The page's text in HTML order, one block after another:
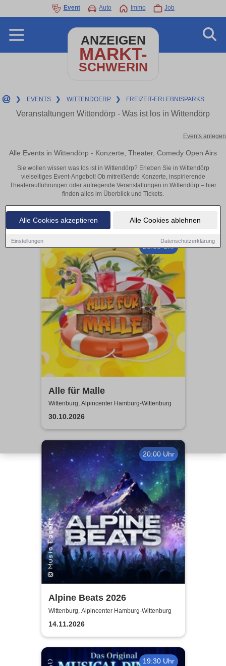
Alle Cookies akzeptieren Alle Cookies ablehnen
Einstellungen Datenschutzerklärung
Event Auto Immo Job
ANZEIGEN
MARKT-
SCHWERIN
❯ EVENTS ❯ WITTENDOERP ❯ FREIZEIT-ERLEBNISPARKS
Veranstaltungen Wittendörp - Was ist los in Wittendörp
Events anlegen
Alle Events in Wittendörp - Konzerte, Theater, Comedy Open Airs
Sie wollen wissen was los ist in Wittendörp? Erleben Sie in Wittendörp
vielseitiges Event-Angebot! Ob mitreißende Konzerte, inspirierende
Theateraufführungen oder aufregende Veranstaltungen in Wittendörp – hier
finden alles im Überblick und Tickets.
20:00 Uhr
Alle für Malle
Wittenburg, Alpincenter Hamburg-Wittenburg
30.10.2026
20:00 Uhr
Alpine Beats 2026
Wittenburg, Alpincenter Hamburg-Wittenburg
14.11.2026
19:30 Uhr